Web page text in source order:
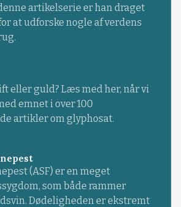
artikelserie er han draget
at udforske nogle af verdens
eller guld? Læs med her, når vi
emnet i over 100
artikler om glyphosat.
(ASF) er en meget
som både rammer
Dødeligheden er ekstremt